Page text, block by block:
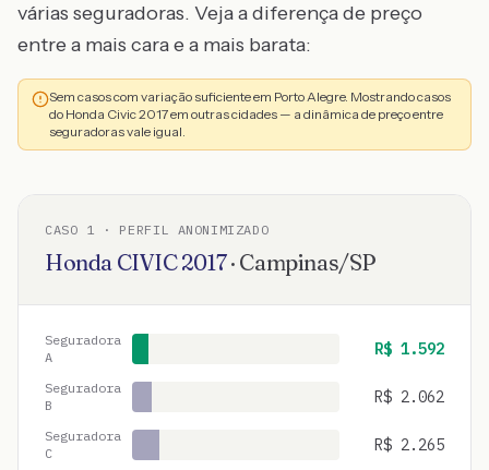
várias seguradoras. Veja a diferença de preço
entre a mais cara e a mais barata:
Sem casos com variação suficiente em Porto Alegre. Mostrando casos
do Honda Civic 2017 em outras cidades — a dinâmica de preço entre
seguradoras vale igual.
CASO 1 · PERFIL ANONIMIZADO
Honda CIVIC2017· Campinas/SP
Seguradora
A
R$ 1.592
Seguradora
B
R$ 2.062
Seguradora
C
R$ 2.265